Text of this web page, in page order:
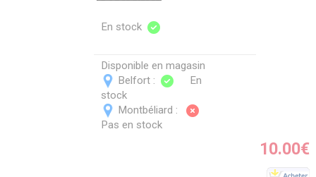
En stock
Disponible en magasin
Belfort :
En
stock
Montbéliard :
Pas en stock
10.00€